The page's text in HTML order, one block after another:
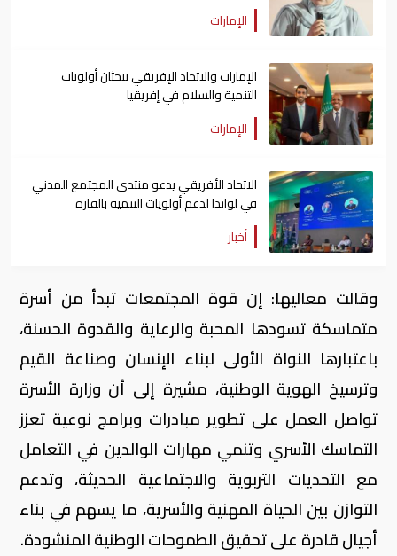
الإمارات
الإمارات والاتحاد الإفريقي يبحثان أولويات
التنمية والسلام في إفريقيا
الإمارات
الاتحاد الأفريقي يدعو منتدى المجتمع المدني
في لواندا لدعم أولويات التنمية بالقارة
أخبار
وقالت معاليها: إن قوة المجتمعات تبدأ من أسرة
متماسكة تسودها المحبة والرعاية والقدوة الحسنة،
باعتبارها النواة الأولى لبناء الإنسان وصناعة القيم
وترسيخ الهوية الوطنية، مشيرة إلى أن وزارة الأسرة
تواصل العمل على تطوير مبادرات وبرامج نوعية تعزز
التماسك الأسري وتنمي مهارات الوالدين في التعامل
مع التحديات التربوية والاجتماعية الحديثة، وتدعم
التوازن بين الحياة المهنية والأسرية، ما يسهم في بناء
أجيال قادرة على تحقيق الطموحات الوطنية المنشودة.